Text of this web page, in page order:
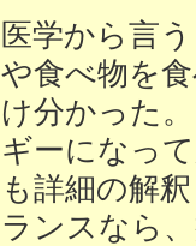
医学から言
や食べ物を
け分かった
ギーになっ
も詳細の解
ランスなら